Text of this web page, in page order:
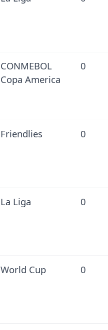
CONMEBOL
Copa America
0
Friendlies 0
La Liga 0
World Cup 0